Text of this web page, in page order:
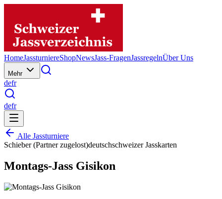
HomeJassturniereShopNewsJass-FragenJassregelnÜber Uns
Mehr
defr
defr
Alle Jassturniere
Schieber (Partner zugelost)deutschschweizer Jasskarten
Montags-Jass Gisikon